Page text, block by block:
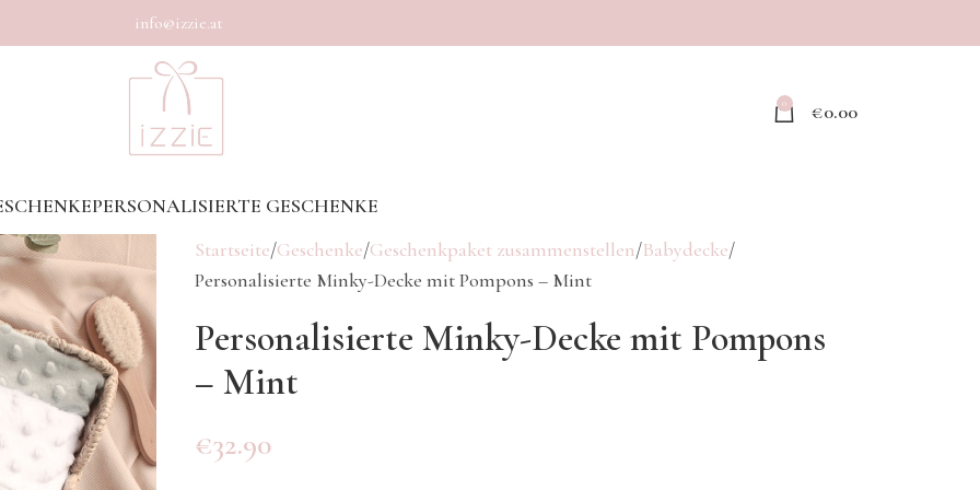
info@izzie.at
0 €0.00
PERSONALISIERTE GESCHENKE
Startseite Geschenke Geschenkpaket zusammenstellen Babydecke
Personalisierte Minky-Decke mit Pompons – Mint
Personalisierte Minky-Decke mit Pompons
– Mint
€32.90